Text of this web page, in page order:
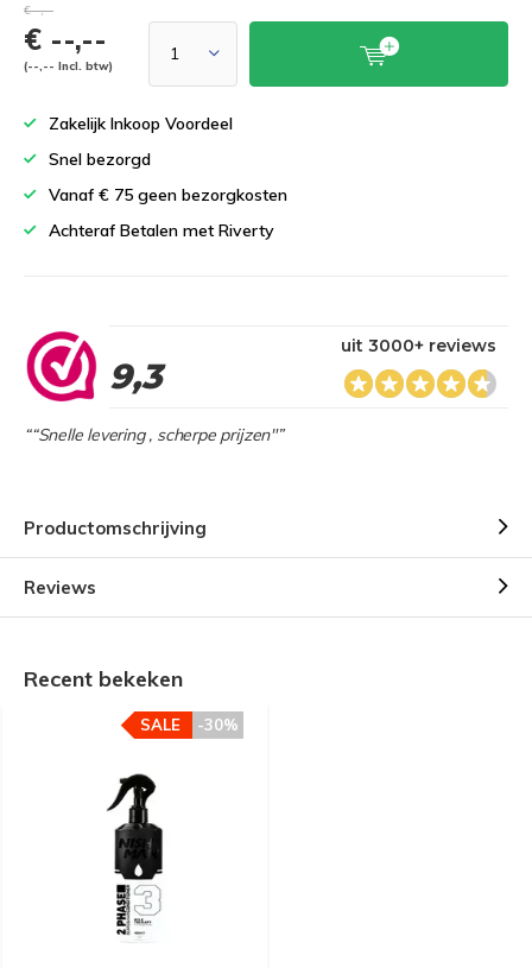
€--,--
€ --,--
(--,-- Incl. btw)
Zakelijk Inkoop Voordeel
Snel bezorgd
Vanaf € 75 geen bezorgkosten
Achteraf Betalen met Riverty
9,3
uit 3000+ reviews
““Snelle levering , scherpe prijzen"”
Productomschrijving
Reviews
Recent bekeken
-30%
SALE